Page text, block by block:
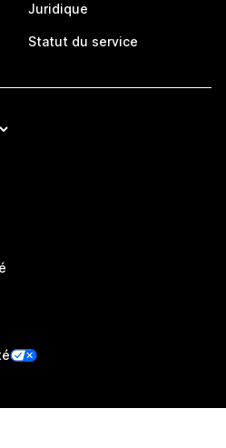
Juridique
Statut du service